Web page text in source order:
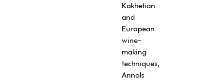
Kakhetian
and
European
wine-
making
techniques,
Annals